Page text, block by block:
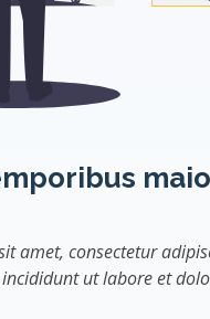
amet, consectetur
ut labore et